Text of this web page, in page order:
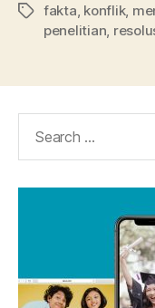
Tagsfakta konflik,
penelitian